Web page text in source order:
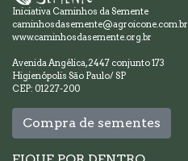
Iniciativa Caminhos da Semente
caminhosdasemente@agroicone.com.br
www.caminhosdasemente.org.br
Avenida Angélica, 2447 conjunto 173
Higienópolis São Paulo/ SP
CEP: 01227-200
Compra de sementes